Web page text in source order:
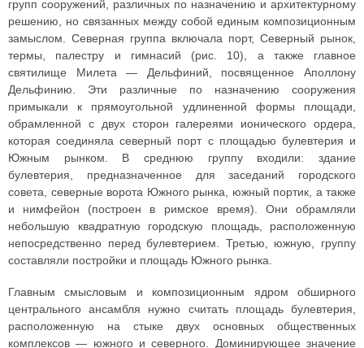
групп сооружений, различных по назначению и архитектурному
решению, но связанных между собой единым композиционным
замыслом. Северная группа включала порт, Северный рынок,
термы, палестру и гимнасий (рис. 10), а также главное
святилище Милета — Дельфиний, посвященное Аполлону
Дельфинию. Эти различные по назначению сооружения
примыкали к прямоугольной удлиненной формы площади,
обрамленной с двух сторон галереями ионического ордера,
которая соединяла северный порт с площадью булевтерия и
Южным рынком. В среднюю группу входили: здание
булевтерия, предназначенное для заседаний городского
совета, северные ворота Южного рынка, южный портик, а также
и нимфейон (построен в римское время). Они обрамляли
небольшую квадратную городскую площадь, расположенную
непосредственно перед булевтерием. Третью, южную, группу
составляли постройки и площадь Южного рынка.
Главным смысловым и композиционным ядром обширного
центрального ансамбля нужно считать площадь булевтерия,
расположенную на стыке двух основных общественных
комплексов — южного и северного. Доминирующее значение